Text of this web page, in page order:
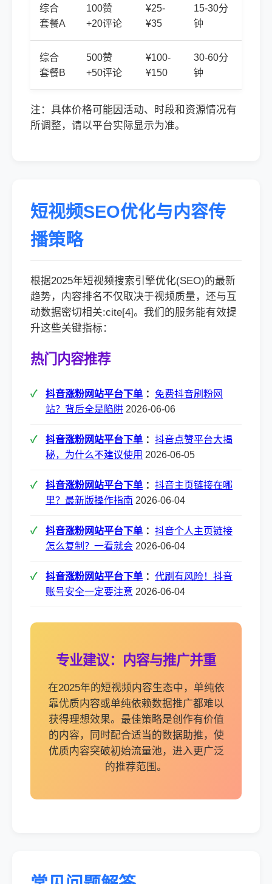
综合
套餐A
100赞
+20评论
¥25-
¥35
15-30分
钟
综合
套餐B
500赞
+50评论
¥100-
¥150
30-60分
钟
注：具体价格可能因活动、时段和资源情况有
所调整，请以平台实际显示为准。
短视频SEO优化与内容传
播策略
根据2025年短视频搜索引擎优化(SEO)的最新
趋势，内容排名不仅取决于视频质量，还与互
动数据密切相关:cite[4]。我们的服务能有效提
升这些关键指标：
热门内容推荐
抖音涨粉网站平台下单 ： 免费抖音刷粉网
站？背后全是陷阱 2026-06-06
抖音涨粉网站平台下单 ： 抖音点赞平台大揭
秘，为什么不建议使用 2026-06-05
抖音涨粉网站平台下单 ： 抖音主页链接在哪
里？最新版操作指南 2026-06-04
抖音涨粉网站平台下单 ： 抖音个人主页链接
怎么复制？一看就会 2026-06-04
抖音涨粉网站平台下单 ： 代刷有风险！抖音
账号安全一定要注意 2026-06-04
专业建议：内容与推广并重
在2025年的短视频内容生态中，单纯依
靠优质内容或单纯依赖数据推广都难以
获得理想效果。最佳策略是创作有价值
的内容，同时配合适当的数据助推，使
优质内容突破初始流量池，进入更广泛
的推荐范围。